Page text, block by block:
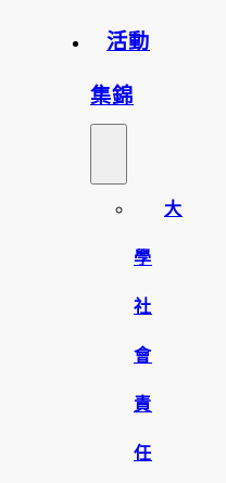
活動
集錦
大
學
社
會
責
任